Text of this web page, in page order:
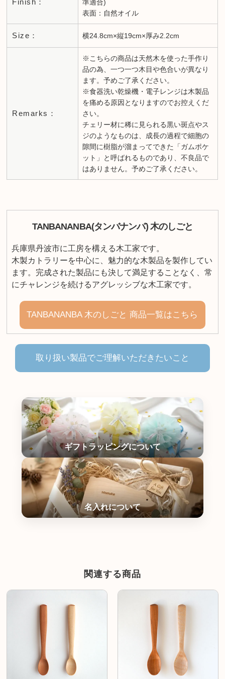
Finish：
準適合)
表面：自然オイル
Size： 横24.8cm×縦19cm×厚み2.2cm
Remarks：
※こちらの商品は天然木を使った手作り
品の為、一つ一つ木目や色合いが異なり
ます。予めご了承ください。
※食器洗い乾燥機・電子レンジは木製品
を痛める原因となりますのでお控えくだ
さい。
チェリー材に稀に見られる黒い斑点やス
ジのようなものは、成長の過程で細胞の
隙間に樹脂が溜まってできた「ガムポケ
ット」と呼ばれるものであり、不良品で
はありません。予めご了承ください。
TANBANANBA(タンバナンバ) 木のしごと
兵庫県丹波市に工房を構える木工家です。
木製カトラリーを中心に、魅力的な木製品を製作してい
ます。完成された製品にも決して満足することなく、常
にチャレンジを続けるアグレッシブな木工家です。
TANBANANBA 木のしごと 商品一覧はこちら
取り扱い製品でご理解いただきたいこと
関連する商品